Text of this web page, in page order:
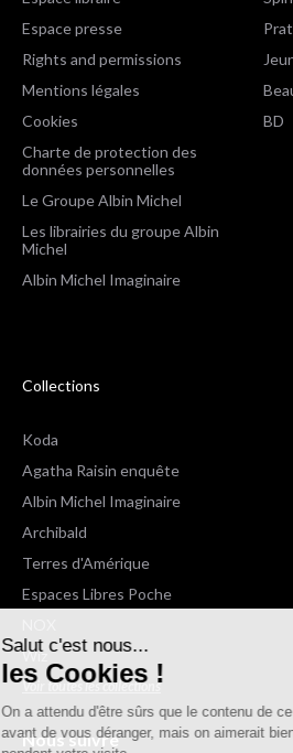
Salut c'est nous...
les Cookies !
On a attendu d'être sûrs que le contenu
avant de vous déranger, mais on aimerait
Espace presse
Rights and permissions
Mentions légales
Cookies
Charte de protection des
données personnelles
Le Groupe Albin Michel
Les librairies du groupe Albin
Michel
Albin Michel Imaginaire
BD
Collections
Koda
Agatha Raisin enquête
Albin Michel Imaginaire
Archibald
Terres d'Amérique
Espaces Libres Poche
Wiz
Voir toutes les collections
Nous suivre